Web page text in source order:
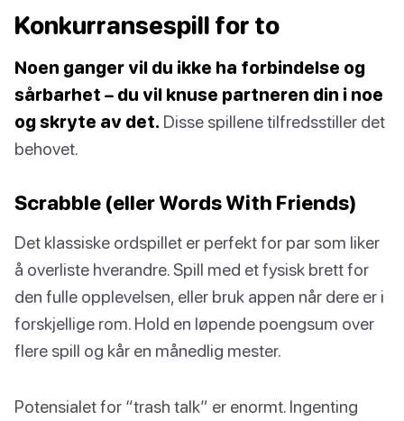
Konkurransespill for to
Noen ganger vil du ikke ha forbindelse og
sårbarhet – du vil knuse partneren din i noe
og skryte av det. Disse spillene tilfredsstiller det
behovet.
Scrabble (eller Words With Friends)
Det klassiske ordspillet er perfekt for par som liker
å overliste hverandre. Spill med et fysisk brett for
den fulle opplevelsen, eller bruk appen når dere er i
forskjellige rom. Hold en løpende poengsum over
flere spill og kår en månedlig mester.
Potensialet for “trash talk” er enormt. Ingenting